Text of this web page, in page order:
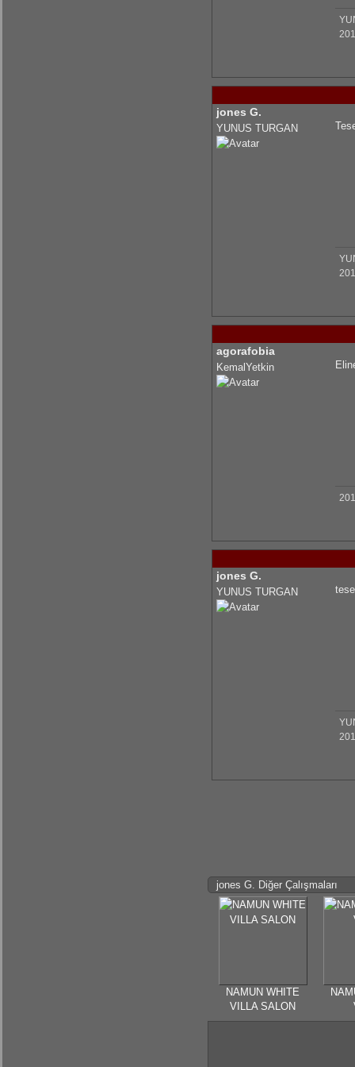
jones G.
YUNUS TURGAN
agorafobia
KemalYetkin
jones G.
YUNUS TURGAN
jones G. Diğer Çalışmaları
NAMUN WHITE
VILLA SALON